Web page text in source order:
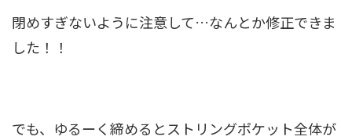
閉めすぎないように注意して…なんとか修正できま
した！！
でも、ゆるーく締めるとストリングポケット全体が